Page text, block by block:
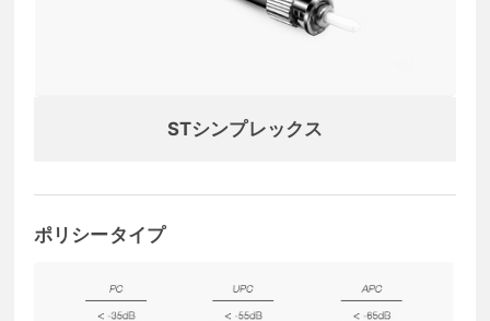
STシンプレックス
ポリシータイプ